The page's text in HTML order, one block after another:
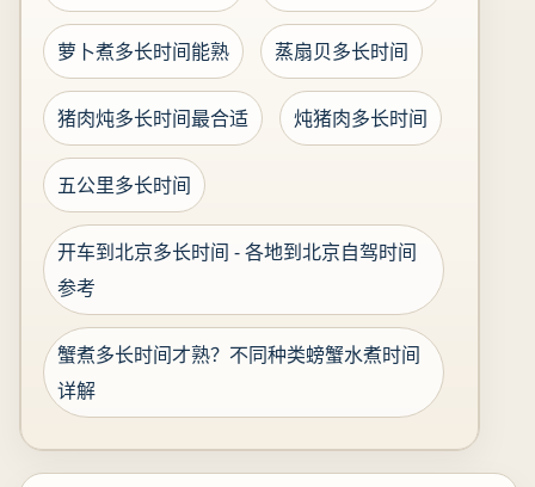
萝卜煮多长时间能熟 蒸扇贝多长时间
猪肉炖多长时间最合适 炖猪肉多长时间
五公里多长时间
开车到北京多长时间 - 各地到北京自驾时间
参考
蟹煮多长时间才熟？不同种类螃蟹水煮时间
详解